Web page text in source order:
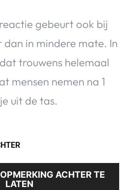
gebeurt ook bij
in mindere mate. In
trouwens helemaal
mensen nemen na 1
uit de tas.
ACHTER TE
LATEN